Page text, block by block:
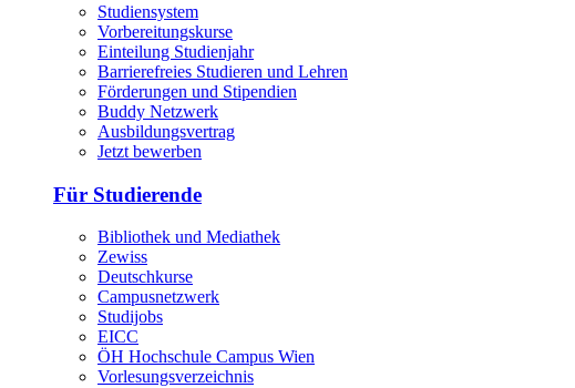
Studiensystem
Vorbereitungskurse
Einteilung Studienjahr
Barrierefreies Studieren und Lehren
Förderungen und Stipendien
Buddy Netzwerk
Ausbildungsvertrag
Jetzt bewerben
Für Studierende
Bibliothek und Mediathek
Zewiss
Deutschkurse
Campusnetzwerk
Studijobs
EICC
ÖH Hochschule Campus Wien
Vorlesungsverzeichnis